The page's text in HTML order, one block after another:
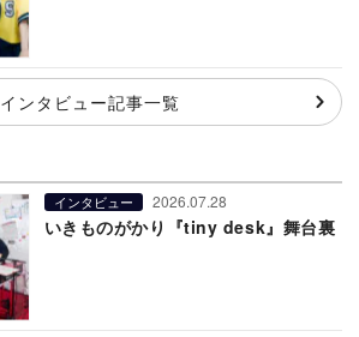
インタビュー記事一覧
インタビュー 2026.07.28
いきものがかり『tiny desk』舞台裏